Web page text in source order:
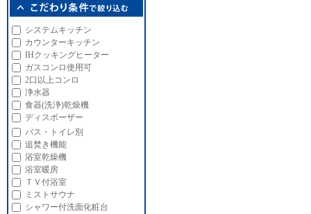
システムキッチン
カウンターキッチン
IHクッキングヒーター
ガスコンロ使用可
2口以上コンロ
浄水器
食器(洗浄)乾燥機
ディスポーザー
バス・トイレ別
追焚き機能
浴室乾燥機
浴室暖房
ＴＶ付浴室
ミストサウナ
シャワー付洗面化粧台